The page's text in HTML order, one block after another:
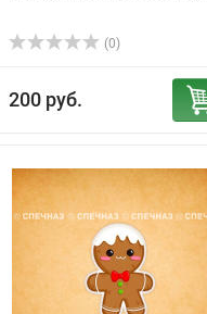
(0)
200 руб.